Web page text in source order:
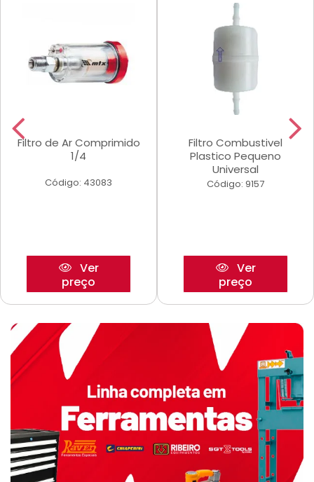
Filtro de Ar Comprimido
1/4
Código: 43083
Ver
preço
Filtro Combustivel
Plastico Pequeno
Universal
Código: 9157
Ver
preço